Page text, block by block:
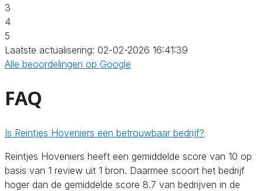
3
4
5
Laatste actualisering: 02-02-2026 16:41:39
Alle beoordelingen op Google
FAQ
Is Reintjes Hoveniers een betrouwbaar bedrijf?
Reintjes Hoveniers heeft een gemiddelde score van 10 op
basis van 1 review uit 1 bron. Daarmee scoort het bedrijf
hoger dan de gemiddelde score 8.7 van bedrijven in de